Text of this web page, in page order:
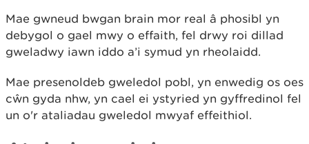
Mae gwneud bwgan brain mor real â phosibl yn
debygol o gael mwy o effaith, fel drwy roi dillad
gweladwy iawn iddo a’i symud yn rheolaidd.
Mae presenoldeb gweledol pobl, yn enwedig os oes
cŵn gyda nhw, yn cael ei ystyried yn gyffredinol fel
un o'r ataliadau gweledol mwyaf effeithiol.